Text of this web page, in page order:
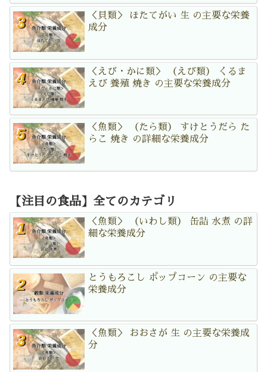
＜貝類＞ ほたてがい 生 の主要な栄養
成分
＜えび・かに類＞ （えび類） くるま
えび 養殖 焼き の主要な栄養成分
＜魚類＞ （たら類） すけとうだら た
らこ 焼き の詳細な栄養成分
【注目の食品】全てのカテゴリ
＜魚類＞ （いわし類） 缶詰 水煮 の詳
細な栄養成分
とうもろこし ポップコーン の主要な
栄養成分
＜魚類＞ おおさが 生 の主要な栄養成
分